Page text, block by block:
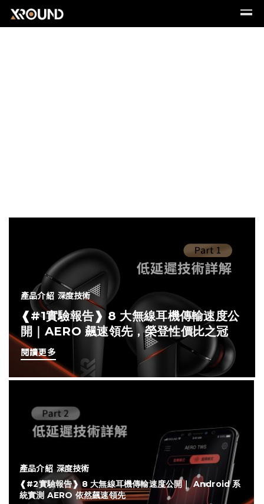
產品介紹 深度技術
❰#1實驗報告❱ 8 大無線耳機傳輸速度公
開｜AERO 飆速領先，榮登性價比之冠
閱讀更多
產品介紹 深度技術
❰#2實驗報告❱ 8 大無線耳機傳輸速度公開｜ Android 系
統實測 AERO 依然飆速領先